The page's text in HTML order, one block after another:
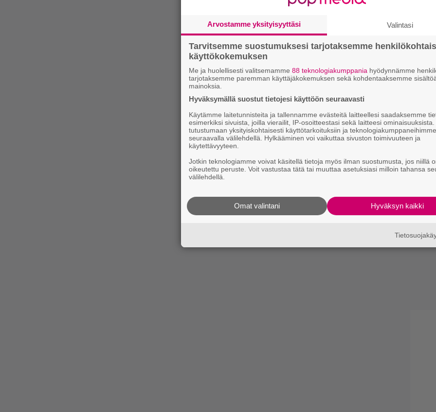
Arvostamme yksityisyyttäsi Valintasi
Tarvitsemme suostumuksesi tarjotaksemme
käyttökokemuksen
Me ja huolellisesti valitsemamme 88 teknologiakumppania hyödynnämme
tarjotaksemme paremman käyttäjäkokemuksen sekä kohdentaaksemme
mainoksia.
Hyväksymällä suostut tietojesi käyttöön seuraavasti
Käytämme laitetunnisteita ja tallennamme evästeitä laitteellesi saadaksemme
esimerkiksi sivuista, joilla vierailit, IP-osoitteestasi sekä laitteesi
tutustumaan yksityiskohtaisesti käyttötarkoituksiin ja teknologiakumppaneihimme
seuraavalla välilehdellä. Hylkääminen voi vaikuttaa sivuston toimivuuteen ja
käytettävyyteen.
Jotkin teknologiamme voivat käsitellä tietoja myös ilman suostumusta, jos niillä
oikeutettu peruste. Voit vastustaa tätä tai muuttaa asetuksiasi milloin tahansa
välilehdellä.
Hyväksyn kaikki
Omat valintani